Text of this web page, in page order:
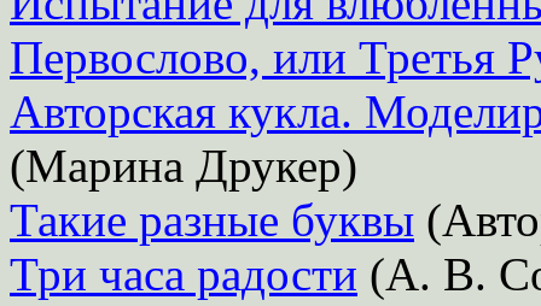
Первослово, или Третья
Авторская кукла.
(Марина Друкер)
Такие разные буквы
Три часа радости (А. В.